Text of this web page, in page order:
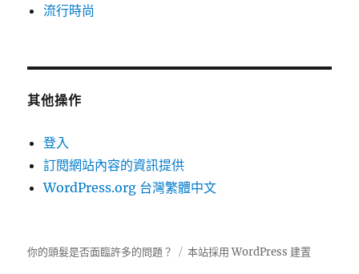
流行時尚
其他操作
登入
訂閱網站內容的資訊提供
WordPress.org 台灣繁體中文
你的頭髮是否面臨許多的問題？ 本站採用 WordPress 建置